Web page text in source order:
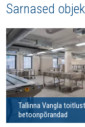
Sarnased
Tallinna Vangla
betoonpõrandad